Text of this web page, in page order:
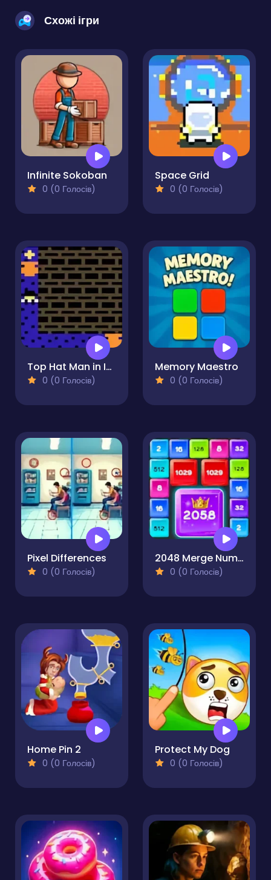
Схожі ігри
Infinite Sokoban
0 (0 Голосів)
Space Grid
0 (0 Голосів)
Top Hat Man in Insignificant Robbery
0 (0 Голосів)
Memory Maestro
0 (0 Голосів)
Pixel Differences
0 (0 Голосів)
2048 Merge Number Blocks
0 (0 Голосів)
Home Pin 2
0 (0 Голосів)
Protect My Dog
0 (0 Голосів)